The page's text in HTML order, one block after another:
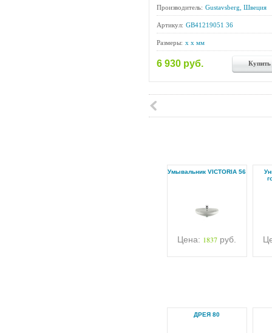
Производитель: Gustavsberg, Швеция
Артикул: GB41219051 36
Размеры: x x мм
6 930 руб. Купить
Умывальник VICTORIA 56
Цена: 1837 руб.
ДРЕЯ 80